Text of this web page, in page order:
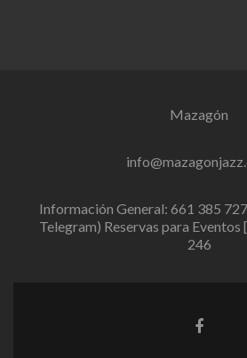
Mazagón
Información General: 661 385
Telegram) Reservas para Eventos
246
Enlace